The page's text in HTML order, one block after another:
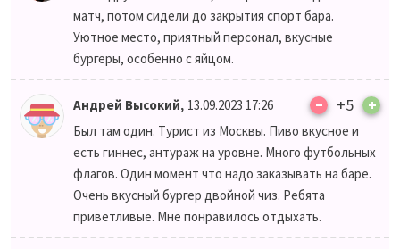
матч, потом сидели до закрытия спорт бара.
Уютное место, приятный персонал, вкусные
бургеры, особенно с яйцом.
Андрей Высокий, 13.09.2023 17:26 – +5 +
Был там один. Турист из Москвы. Пиво вкусное и
есть гиннес, антураж на уровне. Много футбольных
флагов. Один момент что надо заказывать на баре.
Очень вкусный бургер двойной чиз. Ребята
приветливые. Мне понравилось отдыхать.